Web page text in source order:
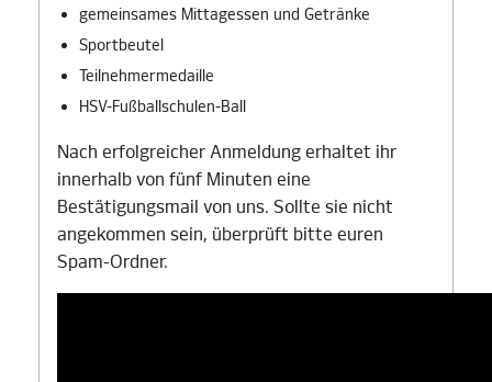
gemeinsames Mittagessen und Getränke
Sportbeutel
Teilnehmermedaille
HSV-Fußballschulen-Ball
Nach erfolgreicher Anmeldung erhaltet ihr
innerhalb von fünf Minuten eine
Bestätigungsmail von uns. Sollte sie nicht
angekommen sein, überprüft bitte euren
Spam-Ordner.